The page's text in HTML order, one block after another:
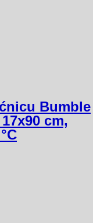
Bumble
cm,